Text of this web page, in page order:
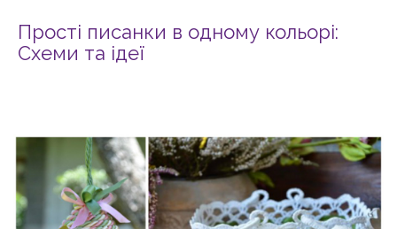
Прості писанки в одному кольорі:
Схеми та ідеї